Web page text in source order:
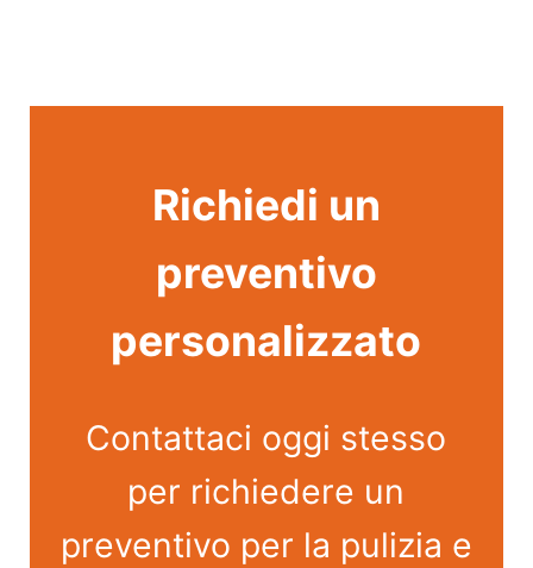
Richiedi un
preventivo
personalizzato
Contattaci oggi stesso
per richiedere un
preventivo per la pulizia e